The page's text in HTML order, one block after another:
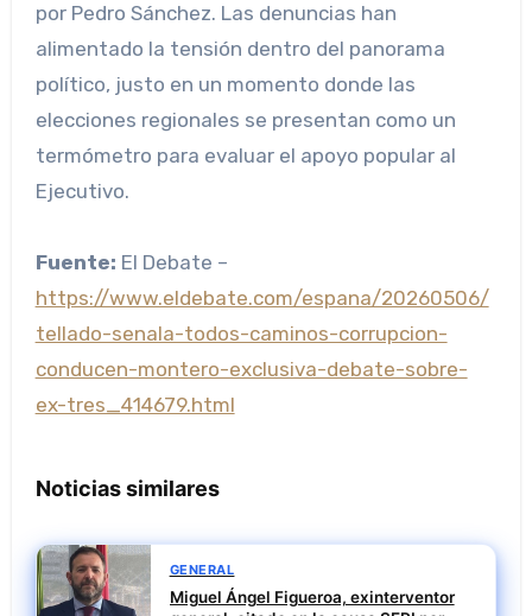
por Pedro Sánchez. Las denuncias han
alimentado la tensión dentro del panorama
político, justo en un momento donde las
elecciones regionales se presentan como un
termómetro para evaluar el apoyo popular al
Ejecutivo.
Fuente: El Debate –
https://www.eldebate.com/espana/20260506/
tellado-senala-todos-caminos-corrupcion-
conducen-montero-exclusiva-debate-sobre-
ex-tres_414679.html
Noticias similares
GENERAL
Miguel Ángel Figueroa, exinterventor